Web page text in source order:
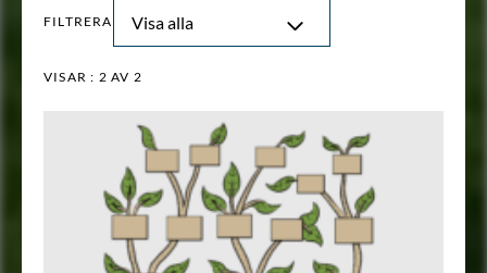
FILTRERA Visa alla
VISAR : 2 AV 2